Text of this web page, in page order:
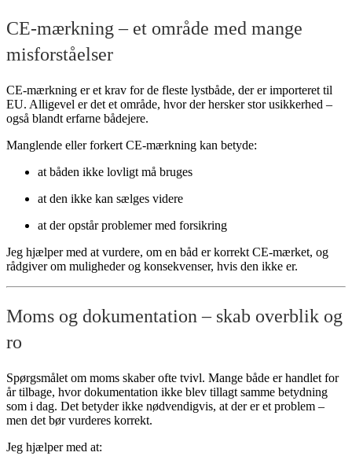
CE-mærkning – et område med mange
misforståelser
CE-mærkning er et krav for de fleste lystbåde, der er importeret til
EU. Alligevel er det et område, hvor der hersker stor usikkerhed –
også blandt erfarne bådejere.
Manglende eller forkert CE-mærkning kan betyde:
at båden ikke lovligt må bruges
at den ikke kan sælges videre
at der opstår problemer med forsikring
Jeg hjælper med at vurdere, om en båd er korrekt CE-mærket, og
rådgiver om muligheder og konsekvenser, hvis den ikke er.
Moms og dokumentation – skab overblik og
ro
Spørgsmålet om moms skaber ofte tvivl. Mange både er handlet for
år tilbage, hvor dokumentation ikke blev tillagt samme betydning
som i dag. Det betyder ikke nødvendigvis, at der er et problem –
men det bør vurderes korrekt.
Jeg hjælper med at: